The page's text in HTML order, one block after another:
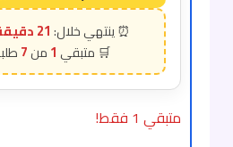
21 دقيقة و 49 ثانية
1
7
متبقي 1 فقط!